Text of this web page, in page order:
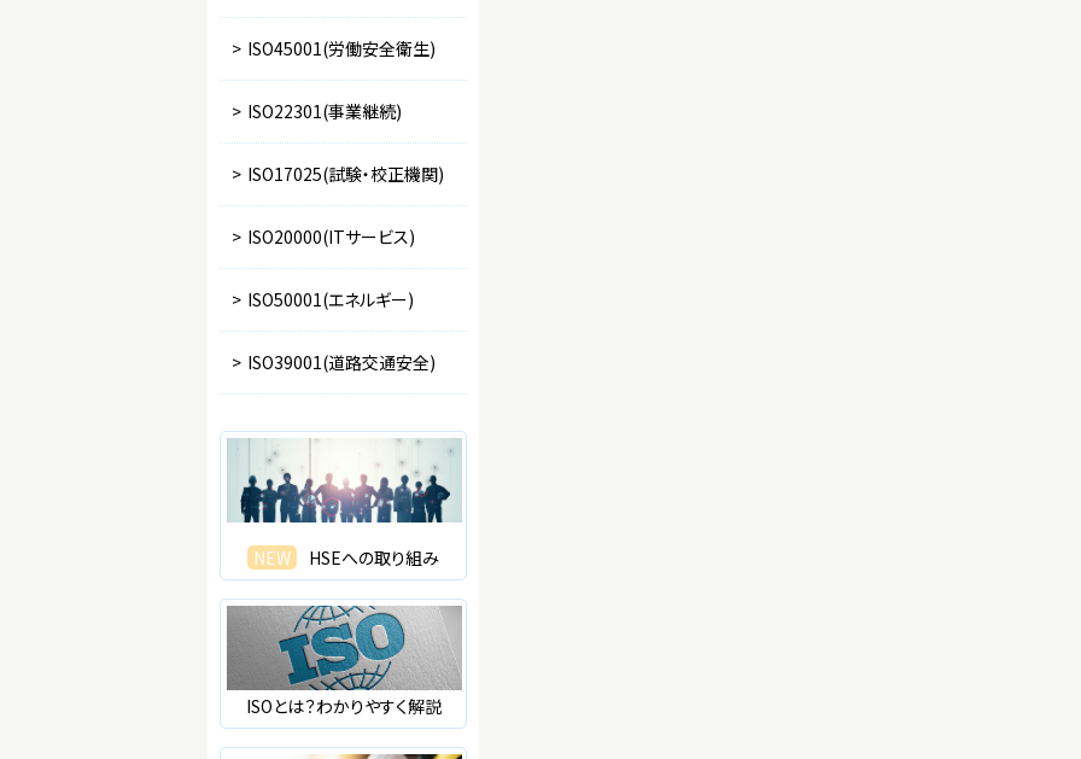
> ISO45001(労働安全衛生)
> ISO22301(事業継続)
> ISO17025(試験・校正機関)
> ISO20000(ITサービス)
> ISO50001(エネルギー)
> ISO39001(道路交通安全)
NEW HSEへの取り組み
ISOとは？わかりやすく解説